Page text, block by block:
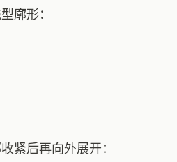
廓形：
紧后再向外展开：